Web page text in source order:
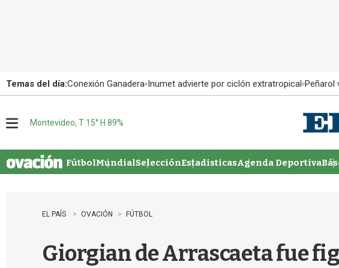
Temas del día:Conexión Ganadera Inumet advierte por ciclón extratropical Peñarol
u
Montevideo, T 15° H 89%
FútbolMundialSelecciónEstadisticasAgenda Deportiva
EL PAÍS OVACIÓN FÚTBOL
Giorgian de Arrascaeta fue